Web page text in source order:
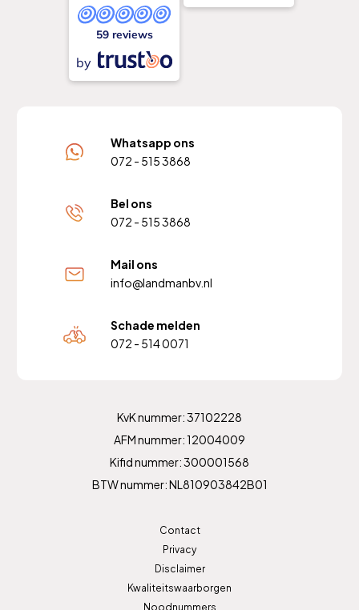
59 reviews
by
Whatsapp ons
072 - 515 3868
Bel ons
072 - 515 3868
Mail ons
info@landmanbv.nl
Schade melden
072 - 514 0071
KvK nummer: 37102228
AFM nummer: 12004009
Kifid nummer: 300001568
BTW nummer: NL810903842B01
Contact
Privacy
Disclaimer
Kwaliteitswaarborgen
Noodnummers